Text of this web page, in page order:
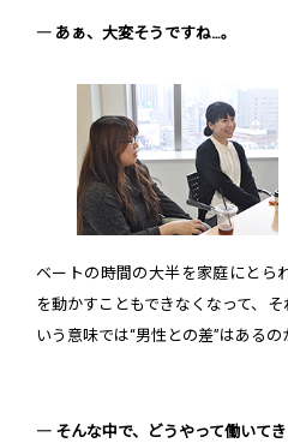
― あぁ、大変そうですね…。
ベートの時間の大半を家庭にとら
を動かすこともできなくなって、
いう意味では“男性との差”はあるの
― そんな中で、どうやって働いてき